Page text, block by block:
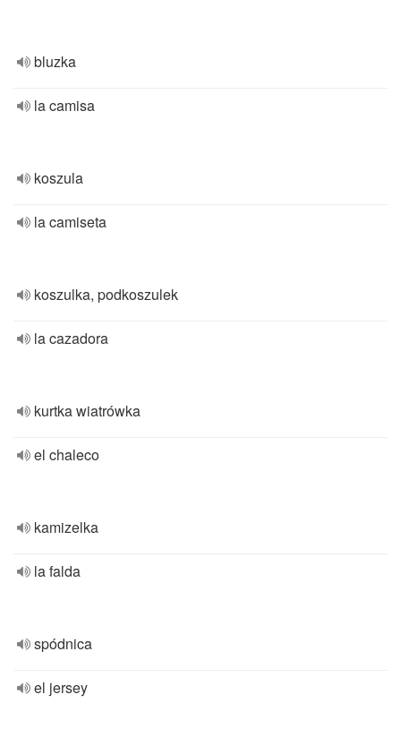
bluzka
la camisa
koszula
la camiseta
koszulka, podkoszulek
la cazadora
kurtka wiatrówka
el chaleco
kamizelka
la falda
spódnica
el jersey